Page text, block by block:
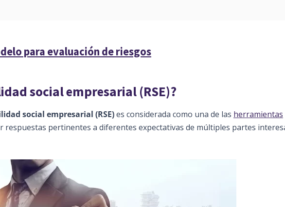
para evaluación de riesgos
social empresarial (RSE)?
social empresarial (RSE)es considerada como una de las herramientas
respuestas pertinentes a diferentes expectativas de múltiples partes